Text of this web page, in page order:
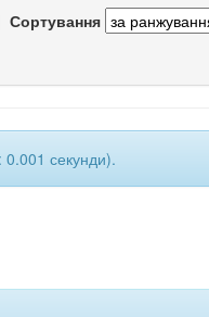
Сортування
0.001 секунди).